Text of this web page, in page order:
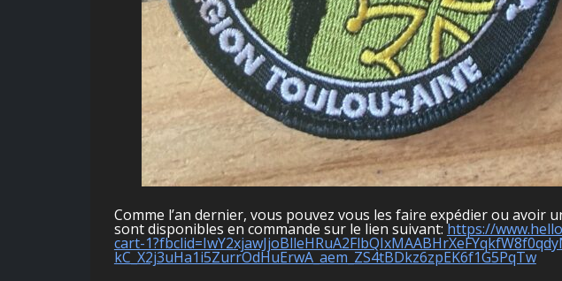
Comme l’an dernier, vous pouvez vous les faire expédier ou
sont disponibles en commande sur le lien suivant:https://
cart-
kC_X2j3uHa1i5ZurrOdHuErwA_aem_ZS4tBDkz6zpEK6f1G5PqTw